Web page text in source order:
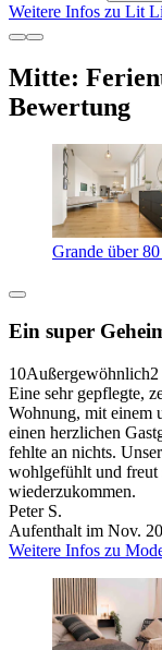
Weitere Infos zu Lit
Mitte:
Bewertung
Grande über
Ein super
10Außergewöhnlich
Eine sehr gepflegte,
Wohnung, mit einem
einen herzlichen
fehlte an nichts.
wohlgefühlt und freut
wiederzukommen.
Peter S.
Aufenthalt im Nov.
Weitere Infos zu